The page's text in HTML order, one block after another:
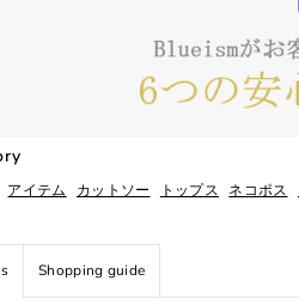
アイテム カットソー トップス ネコポス
Shopping guide